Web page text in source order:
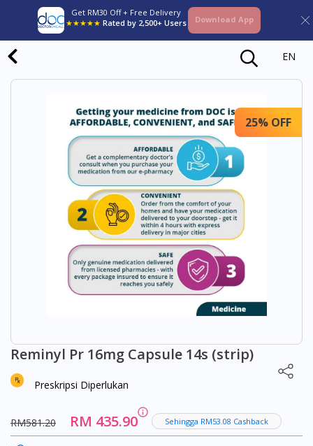
Get RM30 Off + Free Delivery
★★★★★ Rated by 2,500+ Users Download App
EN
25% OFF
Reminyl Pr 16mg Capsule 14s (strip)
Preskripsi Diperlukan
RM581.20 RM 435.90 Sehingga RM53.08 Cashback